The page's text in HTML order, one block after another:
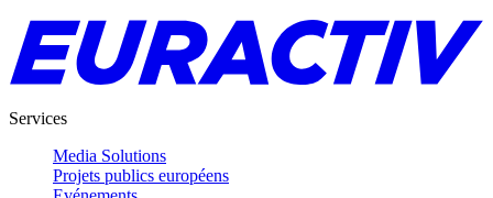
Services
Media Solutions
Projets publics européens